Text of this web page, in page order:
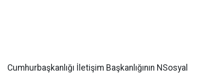
Cumhurbaşkanlığı İletişim Başkanlığının NSosyal